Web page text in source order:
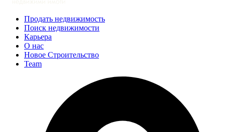
Продать недвижимость
Поиск недвижимости
Карьера
О нас
Новое Строительство
Team